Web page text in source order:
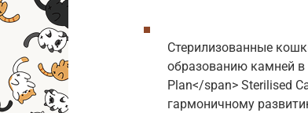
Стерилизованные
образованию камней в
Plan</span> Sterilised
гармоничному